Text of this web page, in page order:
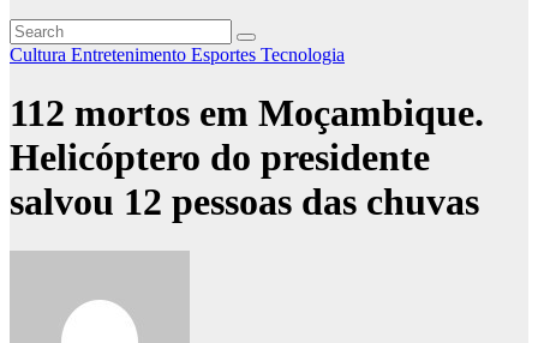
Cultura Entretenimento Esportes Tecnologia
112 mortos em Moçambique.
Helicóptero do presidente
salvou 12 pessoas das chuvas